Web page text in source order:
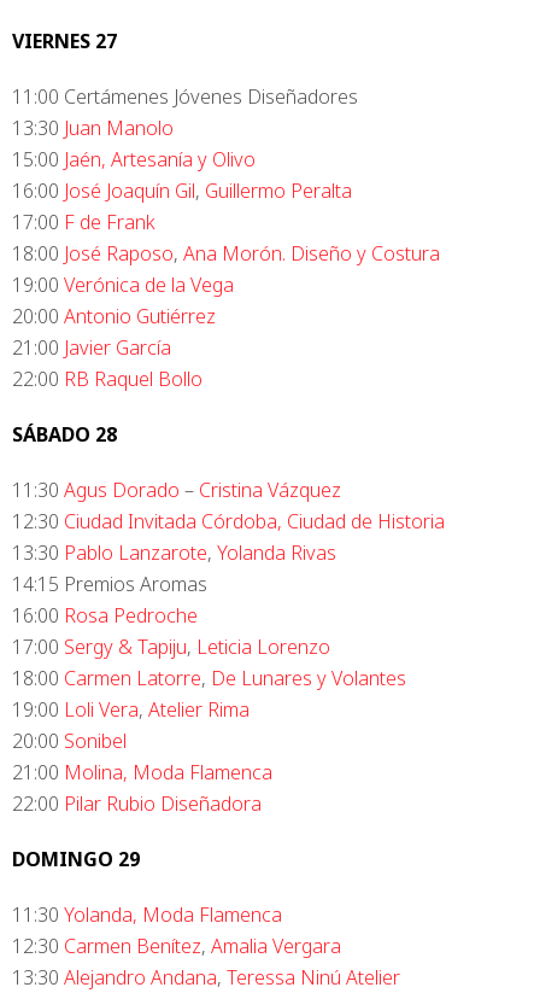
VIERNES 27
11:00 Certámenes Jóvenes Diseñadores
13:30 Juan Manolo
15:00 Jaén, Artesanía y Olivo
16:00 José Joaquín Gil, Guillermo Peralta
17:00 F de Frank
18:00 José Raposo, Ana Morón. Diseño y Costura
19:00 Verónica de la Vega
20:00 Antonio Gutiérrez
21:00 Javier García
22:00 RB Raquel Bollo
SÁBADO 28
11:30 Agus Dorado – Cristina Vázquez
12:30 Ciudad Invitada Córdoba, Ciudad de Historia
13:30 Pablo Lanzarote, Yolanda Rivas
14:15 Premios Aromas
16:00 Rosa Pedroche
17:00 Sergy & Tapiju, Leticia Lorenzo
18:00 Carmen Latorre, De Lunares y Volantes
19:00 Loli Vera, Atelier Rima
20:00 Sonibel
21:00 Molina, Moda Flamenca
22:00 Pilar Rubio Diseñadora
DOMINGO 29
11:30 Yolanda, Moda Flamenca
12:30 Carmen Benítez, Amalia Vergara
13:30 Alejandro Andana, Teressa Ninú Atelier